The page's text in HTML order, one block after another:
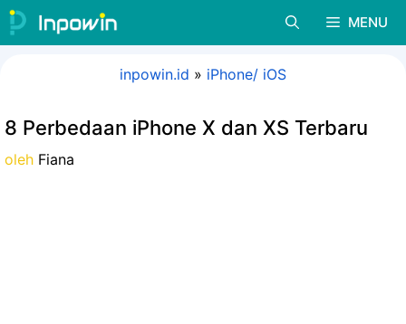
Langsung
ke
MENU
inpowin.id » iPhone/ iOS
8 Perbedaan iPhone X dan XS Terbaru
oleh Fiana